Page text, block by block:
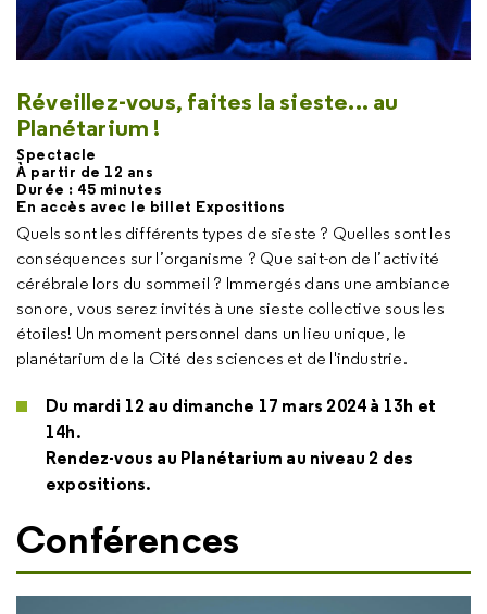
Réveillez-vous, faites la sieste... au
Planétarium !
Spectacle
À partir de 12 ans
Durée : 45 minutes
En accès avec le billet Expositions
Quels sont les différents types de sieste ? Quelles sont les
conséquences sur l’organisme ? Que sait-on de l’activité
cérébrale lors du sommeil ? Immergés dans une ambiance
sonore, vous serez invités à une sieste collective sous les
étoiles! Un moment personnel dans un lieu unique, le
planétarium de la Cité des sciences et de l'industrie.
Du mardi 12 au dimanche 17 mars 2024 à 13h et
14h.
Rendez-vous au Planétarium au niveau 2 des
expositions.
Conférences